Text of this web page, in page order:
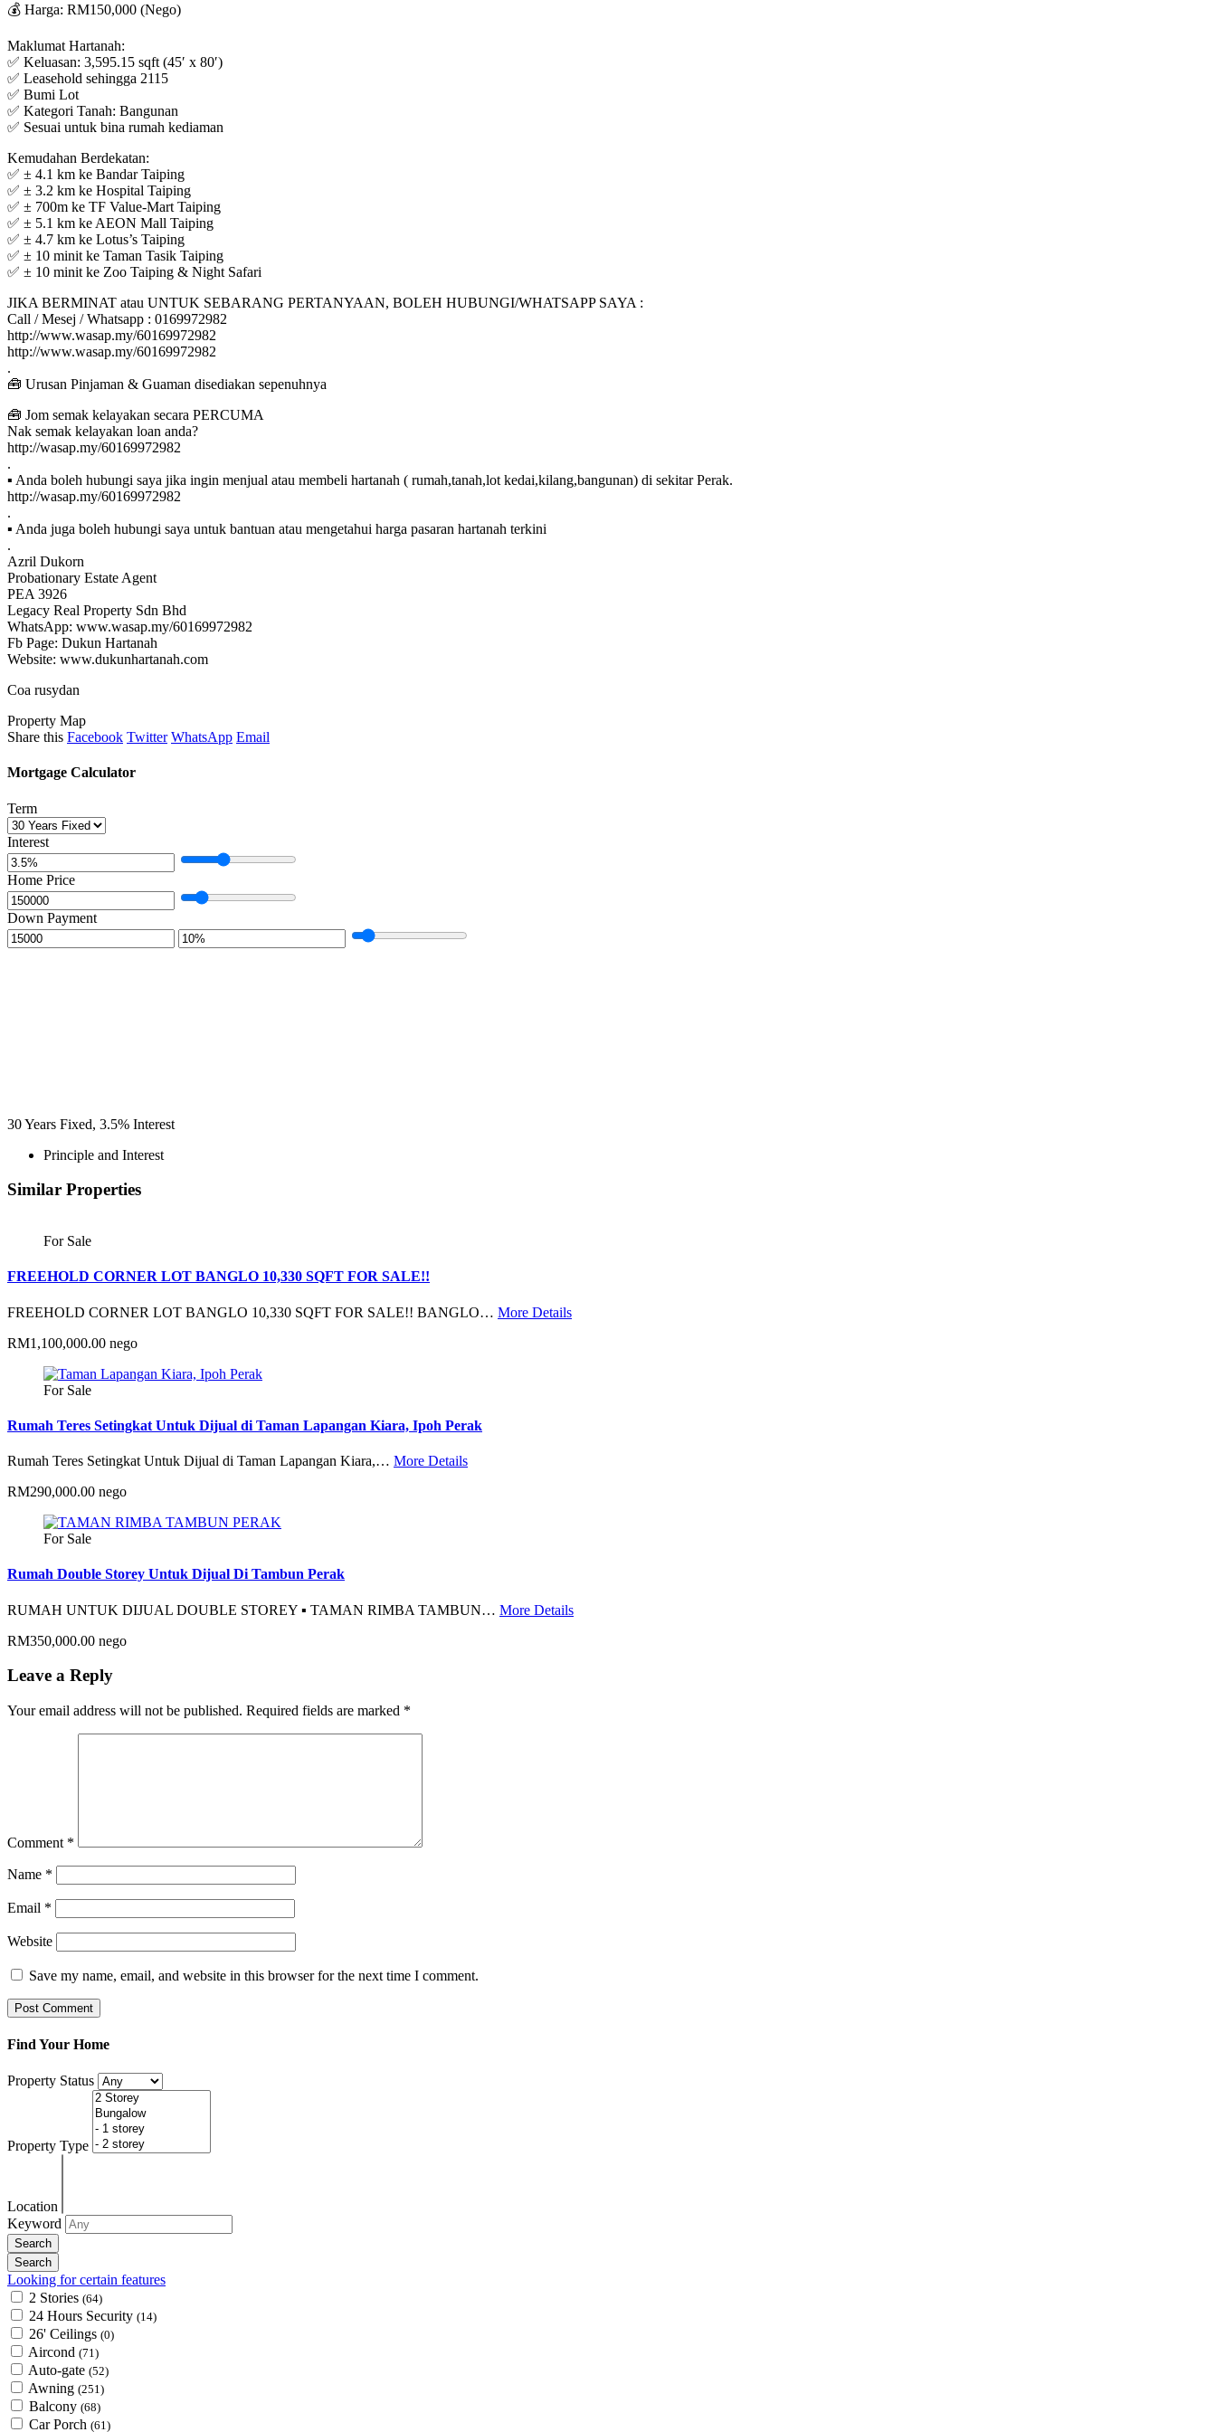
💰 Harga: RM150,000 (Nego)
Maklumat Hartanah:
✅ Keluasan: 3,595.15 sqft (45′ x 80′)
✅ Leasehold sehingga 2115
✅ Bumi Lot
✅ Kategori Tanah: Bangunan
✅ Sesuai untuk bina rumah kediaman
Kemudahan Berdekatan:
✅ ± 4.1 km ke Bandar Taiping
✅ ± 3.2 km ke Hospital Taiping
✅ ± 700m ke TF Value-Mart Taiping
✅ ± 5.1 km ke AEON Mall Taiping
✅ ± 4.7 km ke Lotus’s Taiping
✅ ± 10 minit ke Taman Tasik Taiping
✅ ± 10 minit ke Zoo Taiping & Night Safari
JIKA BERMINAT atau UNTUK SEBARANG PERTANYAAN, BOLEH HUBUNGI/WHATSAPP SAYA :
Call / Mesej / Whatsapp : 0169972982
http://www.wasap.my/60169972982
http://www.wasap.my/60169972982
.
🧰 Urusan Pinjaman & Guaman disediakan sepenuhnya
🧰 Jom semak kelayakan secara PERCUMA
Nak semak kelayakan loan anda?
http://wasap.my/60169972982
.
▪ Anda boleh hubungi saya jika ingin menjual atau membeli hartanah ( rumah,tanah,lot kedai,kilang,bangunan) di sekitar Perak.
http://wasap.my/60169972982
.
▪ Anda juga boleh hubungi saya untuk bantuan atau mengetahui harga pasaran hartanah terkini
.
Azril Dukorn
Probationary Estate Agent
PEA 3926
Legacy Real Property Sdn Bhd
WhatsApp: www.wasap.my/60169972982
Fb Page: Dukun Hartanah
Website: www.dukunhartanah.com
Coa rusydan
Property Map
Share this Facebook Twitter WhatsApp Email
Mortgage Calculator
Term
Interest
Home Price
Down Payment
30Years Fixed, 3.5% Interest
Principle and Interest
Similar Properties
For Sale
FREEHOLD CORNER LOT BANGLO 10,330 SQFT FOR SALE!!
FREEHOLD CORNER LOT BANGLO 10,330 SQFT FOR SALE!! BANGLO… More Details
RM1,100,000.00 nego
For Sale
Rumah Teres Setingkat Untuk Dijual di Taman Lapangan Kiara, Ipoh Perak
Rumah Teres Setingkat Untuk Dijual di Taman Lapangan Kiara,… More Details
RM290,000.00 nego
For Sale
Rumah Double Storey Untuk Dijual Di Tambun Perak
RUMAH UNTUK DIJUAL DOUBLE STOREY ▪️ TAMAN RIMBA TAMBUN… More Details
RM350,000.00 nego
Leave a Reply
Your email address will not be published. Required fields are marked *
Comment *
Name *
Email *
Website
Save my name, email, and website in this browser for the next time I comment.
Find Your Home
Property Status
Property Type
Location
Keyword
Looking for certain features
2 Stories (64)
24 Hours Security (14)
26' Ceilings (0)
Aircond (71)
Auto-gate (52)
Awning (251)
Balcony (68)
Car Porch (61)